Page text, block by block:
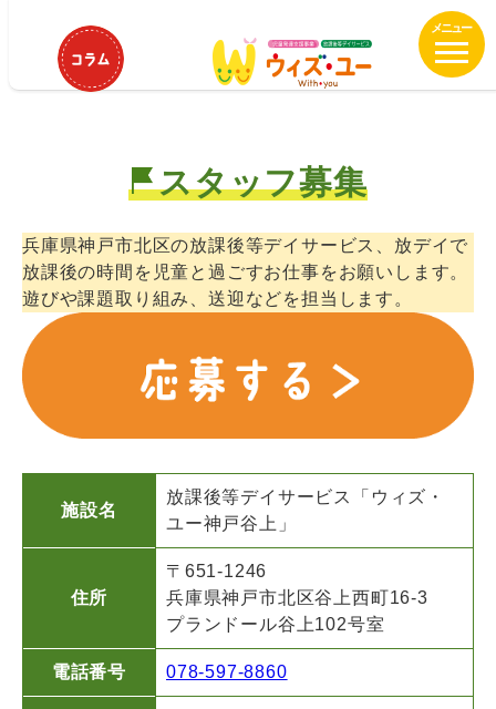
へ
移
動
ウィズ・ユー神戸谷上 保育士、児
童指導員正社員募集！
スタッフ募集
兵庫県神戸市北区の放課後等デイサービス、放デイで
放課後の時間を児童と過ごすお仕事をお願いします。
遊びや課題取り組み、送迎などを担当します。
施設名
放課後等デイサービス「ウィズ・
ユー神戸谷上」
住所
〒651-1246
兵庫県神戸市北区谷上西町16-3
プランドール谷上102号室
電話番号 078-597-8860